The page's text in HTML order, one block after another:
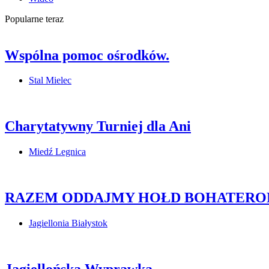
Popularne teraz
Wspólna pomoc ośrodków.
Stal Mielec
Charytatywny Turniej dla Ani
Miedź Legnica
RAZEM ODDAJMY HOŁD
Jagiellonia Białystok